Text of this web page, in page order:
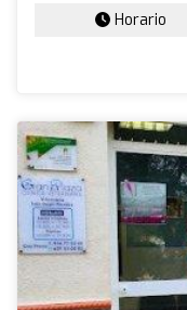
Horario